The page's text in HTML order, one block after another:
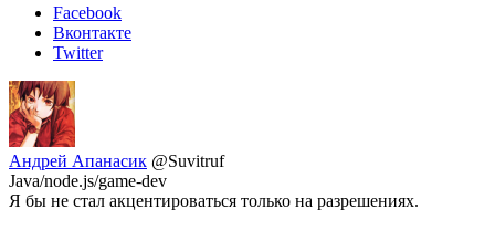
Facebook
Вконтакте
Twitter
Андрей Апанасик @Suvitruf
Java/node.js/game-dev
Я бы не стал акцентироваться только на разрешениях.